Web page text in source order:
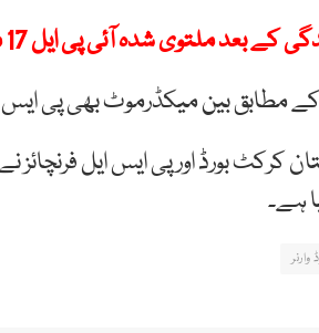
ملتوی شدہ آئی پی ایل 17 مئی سے بحال
مطابق بین میکڈرموٹ بھی پی ایس
ہے۔
وارنر